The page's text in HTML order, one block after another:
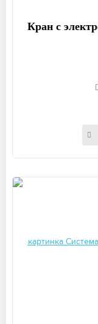
Кран с